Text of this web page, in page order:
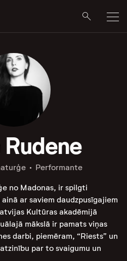
Performante
no Madonas, ir spilgti
ar saviem daudzpusīgajiem
Kultūras akadēmijā
mākslā ir pamats viņas
darbi, piemēram, “Riests” un
par to svaigumu un